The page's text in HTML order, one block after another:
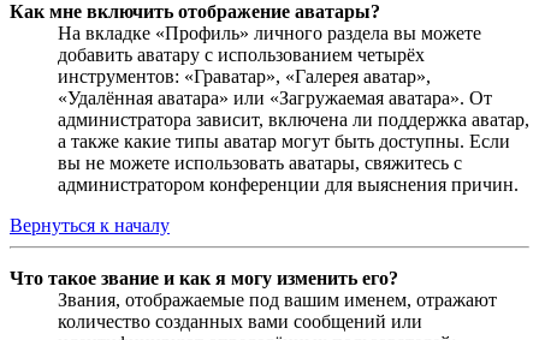
Как мне включить отображение аватары?
На вкладке «Профиль» личного раздела вы можете
добавить аватару с использованием четырёх
инструментов: «Граватар», «Галерея аватар»,
«Удалённая аватара» или «Загружаемая аватара». От
администратора зависит, включена ли поддержка аватар,
а также какие типы аватар могут быть доступны. Если
вы не можете использовать аватары, свяжитесь с
администратором конференции для выяснения причин.
Вернуться к началу
Что такое звание и как я могу изменить его?
Звания, отображаемые под вашим именем, отражают
количество созданных вами сообщений или